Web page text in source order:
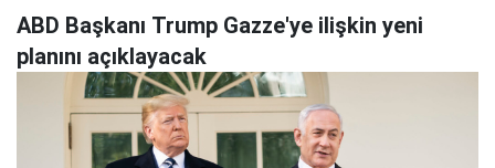
ABD Başkanı Trump Gazze'ye ilişkin yeni
planını açıklayacak